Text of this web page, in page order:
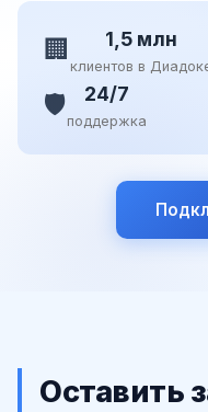
🏢 1,5 млн
клиентов в
🛡️ 24/7
поддержка
Оставить